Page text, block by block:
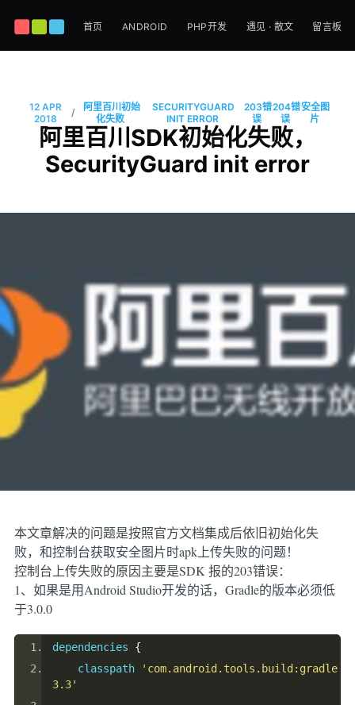
首页 ANDROID PHP开发 遇见 · 散文 留言板
12 APR
2018
/
阿里百川初始
化失败
SECURITYGUARD
INIT ERROR
203错
误
204错
误
安全图
片
阿里百川SDK初始化失败，
SecurityGuard init error
本文章解决的问题是按照官方文档集成后依旧初始化失
败，和控制台获取安全图片时apk上传失败的问题！
控制台上传失败的原因主要是SDK 报的203错误：
1、如果是用Android Studio开发的话，Gradle的版本必须低
于3.0.0
dependencies {
classpath
3.3'